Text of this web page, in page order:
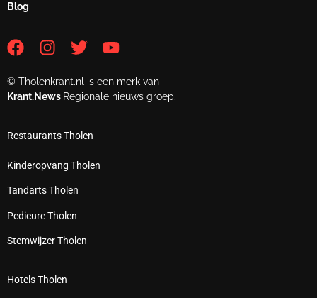
Blog
© Tholenkrant.nl is een merk van
Krant.News Regionale nieuws groep.
Restaurants Tholen
Kinderopvang Tholen
Tandarts Tholen
Pedicure Tholen
Stemwijzer Tholen
Hotels Tholen